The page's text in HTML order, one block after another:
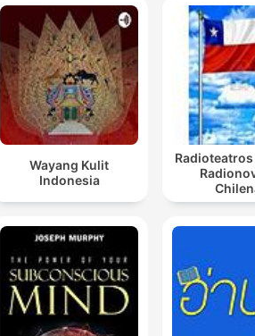
Wayang Kulit
Indonesia
Radioteatros